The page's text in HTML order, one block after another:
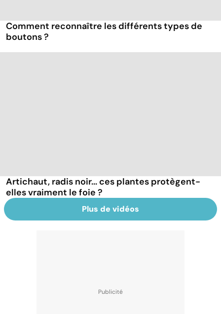
Comment reconnaître les différents types de
boutons ?
Artichaut, radis noir... ces plantes protègent-
elles vraiment le foie ?
Plus de vidéos